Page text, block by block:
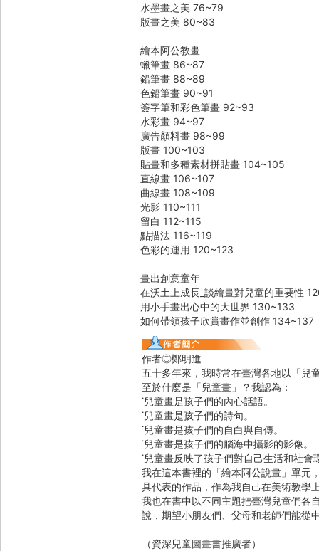
水墨畫之美 76~79
版畫之美 80~83
繪本阿公教畫
蠟筆畫 86~87
鉛筆畫 88~89
色鉛筆畫 90~91
簽字筆和彩色筆畫 92~93
水彩畫 94~97
廣告顏料畫 98~99
版畫 100~103
貼畫和多種素材拼貼畫 104~105
直線畫 106~107
曲線畫 108~109
光影 110~111
留白 112~115
點描法 116~119
色彩的運用 120~123
畫出創意童年
在沃土上成長_談繪畫對兒童的重要性
用小手畫出心中的大世界 130~133
如何帶領孩子欣賞畫作並創作 134~137
作者◎鄭明進
五十多年來，我時常在臺灣各地以「兒
至於什麼是「兒童畫」？我認為：
˙兒童畫是孩子們的內心話語。
˙兒童畫是孩子們的詩句。
˙兒童畫是孩子們的自白與自傳。
˙兒童畫是孩子們的腦海中攝影的影像。
˙兒童畫反映了孩子們對自己生活和社
我在這本書裡的「繪本阿公說畫」單元
具代表的作品，作為我自己在美術教學
我也在書中以不同主題把臺灣兒童們各
說，期望小朋友們、父母和老師們能從
（資深兒童圖畫書推廣者）